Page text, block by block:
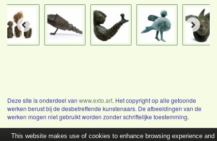
Deze site is onderdeel van www.exto.art. Het copyright op alle getoonde
werken berust bij de desbetreffende kunstenaars. De afbeeldingen van de
werken mogen niet gebruikt worden zonder schriftelijke toestemming.
This website makes use of cookies to enhance browsing experience and